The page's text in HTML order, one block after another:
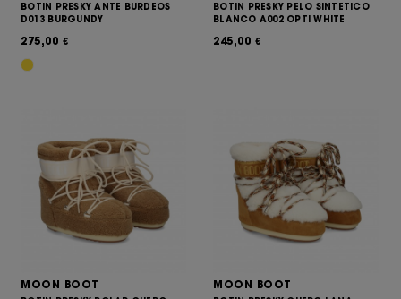
BOTIN PRESKY ANTE BURDEOS
D013 BURGUNDY
275,00 €
BOTIN PRESKY PELO SINTETICO
BLANCO A002 OPTI WHITE
245,00 €
MOON BOOT MOON BOOT